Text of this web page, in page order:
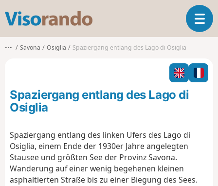
s
o
o
T
o
l
n
••• Savona Osiglia Spaziergang entlang des Lago di Osiglia
Spaziergang entlang des Lago di
Osiglia
Spaziergang entlang des linken Ufers des Lago di
Osiglia, einem Ende der 1930er Jahre angelegten
Stausee und größten See der Provinz Savona.
Wanderung auf einer wenig begehenen kleinen
asphaltierten Straße bis zu einer Biegung des Sees.